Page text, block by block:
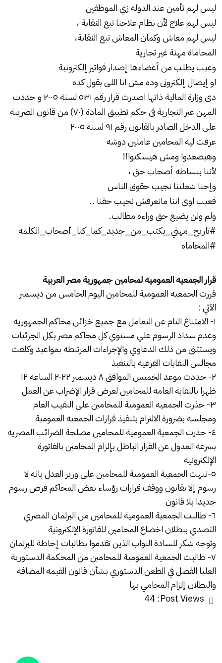
ليس لهم تأمين عند الدولة زي الموظفين
ليس لهم علاج لأن نظام علاجنا تبع النقابة ،
ليس لهم معاش وكمان المعاش تبع النقابة،
المحاماة مهنة غير تجارية
وعيب يطلب من أعضاءها إصدار فواتير إلكترونية
او إيصال إلكترونى وده مش انا اللى بقول كده
دى وزارة المالية ذاتها اصدرت قرار رقم ٥٣١ لسنة ٢٠٠٥ و حددت
المهن غير التجارية فى حكم تطبيق المادة (٧٠) من قانون الضريبة
على الدخل الصادر بالقانون رقم ٩١ لسنة ٢٠٠٥
عرفت ليه المحامين عاملين دوشه
وهيصعدوا ومش هيسكتوا!!
لأننا ببساطه أصحاب حق ،
وإحنا شغلتنا نجيب حقوق الناس
فعيب اوى اننا مانعرفش نجيب حقنا ..
ولم ولن يضيع حق وراءه مطالب.
#تاريخ_مهني_يكتب_من_جديد_كما_كنا_أصحاب_الكلمه
#المحاماه
قرار الجمعيه العموميه لمحامين جمهورية مصر العربية
قررت الجمعيه العمومية للمحامين اليوم الخامس من ديسمبر
الآتي :
١- الامتناع التام عن التعامل مع جميع خزائن محاكم الجمهوريه
وعدم سداد الرسوم علي مستوي كل محاكم مصر بكل الجزئيات
ويستثنى من ذلك الدعاوي والإجراءات المرتبطه بمواعيد وكلفت
مجالس النقابات الفرعية بالتنفيذ
٢- حددت موعد الخميس الموافق ٨ ديسمبر ٢٠٢٢ الساعه ١٢
ظهرا بالنقابة العامه للمحامين لعرض قرار الإضراب عن العمل
٣- حذرت الجمعيه العمومية للمحامين علي النقيب العام
ومجلسه بضرورة الالتزام بتنفيذ قرارات الجمعيه العمومية
٤- حذرت الجمعية العمومية للمحامين مصلحة الضرائب المصريه
بسرعة العدول عن القرار الباطل بإلزام المحامين بالفاتورة
الإلكترونية
٥-نبهت الجمعية العمومية للمحامين علي وزير العدل بانه لا
رسوم إلا بقانون ووقف قرارات رؤساء بعض المحاكم فرض رسوم
جديدا بلا قانون
٦- طالبت الجمعية العمومية للمحامين من البرلمان المصري
التصدي ببطلان اخضاع المحامين للفاتورة الإلكترونية
وتوجه شكر للسادة النواب الذين تقدموا بطالبات إحاطة للبرلمان
٧- طالبت الجمعية العمومية للمحامين من المحكمة الدستورية
العليا الفصل في الطعن الدستوري بشأن قانون القيمه المضافة
والبطلان إلزام المحامي بها
Post Views:
44